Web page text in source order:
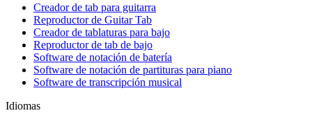
Creador de tab para guitarra
Reproductor de Guitar Tab
Creador de tablaturas para bajo
Reproductor de tab de bajo
Software de notación de batería
Software de notación de partituras para piano
Software de transcripción musical
Idiomas